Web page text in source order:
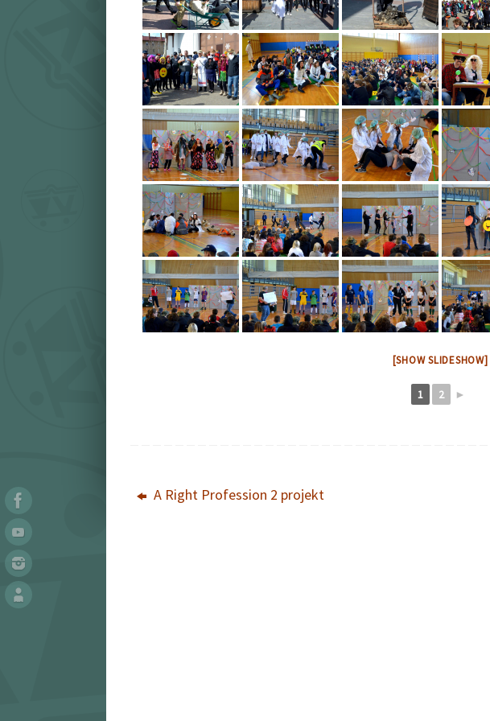
[SHOW SLIDESHOW]
1 2 ►
A Right Profession 2 projekt